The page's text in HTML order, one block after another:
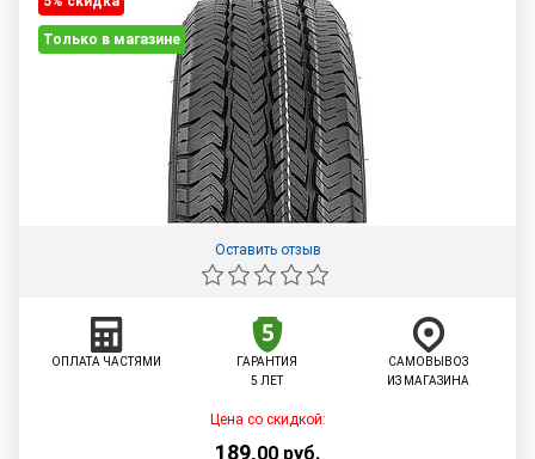
Только в магазине
Оставить отзыв
ОПЛАТА ЧАСТЯМИ
ГАРАНТИЯ
5 ЛЕТ
САМОВЫВОЗ
ИЗ МАГАЗИНА
Цена со скидкой:
189,00 руб.